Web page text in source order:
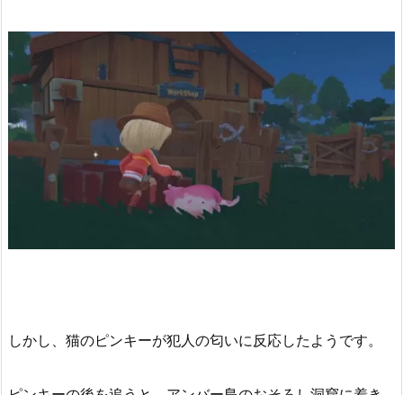
しかし、猫のピンキーが犯人の匂いに反応したようです。